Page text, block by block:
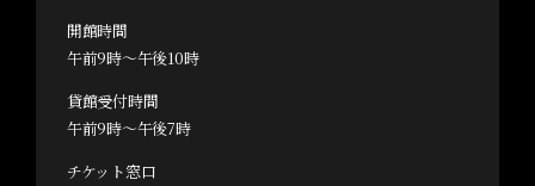
開館時間
午前9時～午後10時
貸館受付時間
午前9時～午後7時
チケット窓口